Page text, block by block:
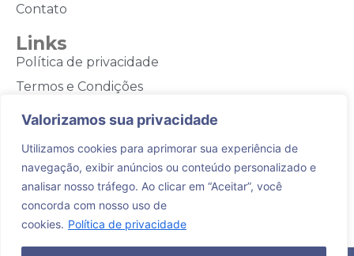
Valorizamos sua privacidade
Utilizamos cookies para aprimorar sua experiência de
navegação, exibir anúncios ou conteúdo personalizado e
analisar nosso tráfego. Ao clicar em “Aceitar”, você
concorda com nosso uso de
cookies. Política de privacidade
Contato
Links
Política de privacidade
Termos e Condições
Contato
(44) 9 9973-0804
Rua Rodrigo Silva, 125 - Maringá - PR